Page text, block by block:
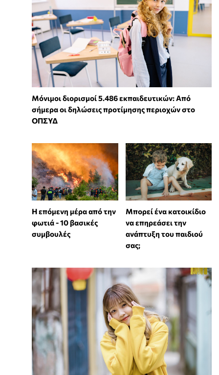
Μόνιμοι διορισμοί 5.486 εκπαιδευτικών: Από
σήμερα οι δηλώσεις προτίμησης περιοχών στο
ΟΠΣΥΔ
Η επόμενη μέρα από την
φωτιά - 10 βασικές
συμβουλές
⁠Μπορεί ένα κατοικίδιο
να επηρεάσει την
ανάπτυξη του παιδιού
σας;